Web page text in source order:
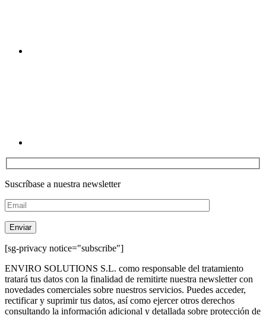
Suscríbase a nuestra newsletter
[sg-privacy notice="subscribe"]
ENVIRO SOLUTIONS S.L. como responsable del tratamiento
tratará tus datos con la finalidad de remitirte nuestra newsletter con
novedades comerciales sobre nuestros servicios. Puedes acceder,
rectificar y suprimir tus datos, así como ejercer otros derechos
consultando la información adicional y detallada sobre protección de